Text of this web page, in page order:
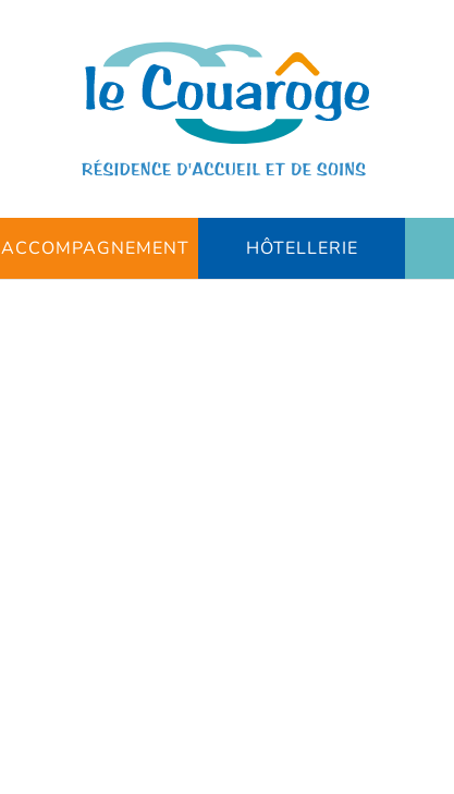
ACCOMPAGNEMENT HÔTELLERIE